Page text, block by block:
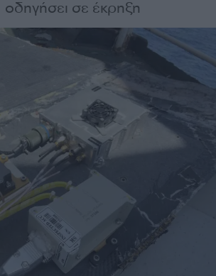
οδηγήσει σε έκρηξη